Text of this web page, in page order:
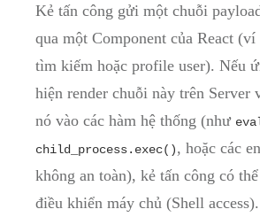
Kẻ tấn công gửi một chuỗi
qua một Component của React
tìm kiếm hoặc profile user). Nếu
hiện render chuỗi này trên Server
nó vào các hàm hệ thống (như
child_process.exec(), hoặc các
không an toàn), kẻ tấn công có
điều khiển máy chủ (Shell access).